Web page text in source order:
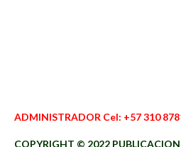
ADMINISTRADOR Cel: +57 310
COPYRIGHT © 2022